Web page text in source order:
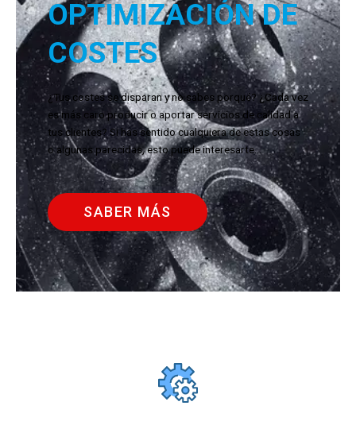
OPTIMIZACIÓN DE
COSTES
¿Tus costes se disparan y no sabes porqué? ¿Cada vez
es más caro producir o aportar servicios de calidad a
tus clientes? Si has sentido cualquiera de estas cosas
o algunas parecidas, esto puede interesarte…
SABER MÁS